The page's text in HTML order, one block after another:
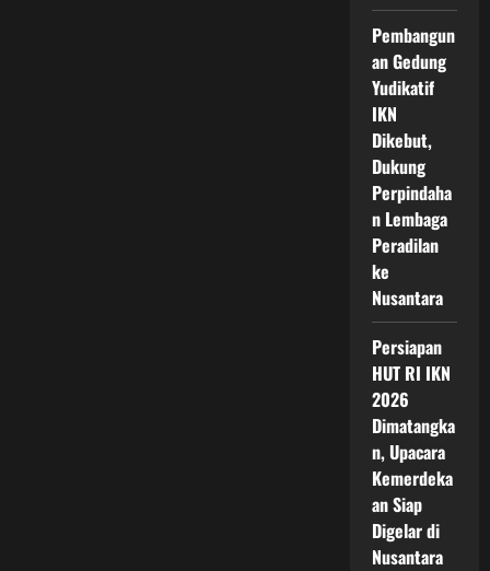
Pembangun
an Gedung
Yudikatif
IKN
Dikebut,
Dukung
Perpindaha
n Lembaga
Peradilan
ke
Nusantara
Persiapan
HUT RI IKN
2026
Dimatangka
n, Upacara
Kemerdeka
an Siap
Digelar di
Nusantara